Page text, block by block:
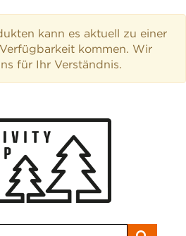
kann es aktuell zu einer
kommen. Wir
für Ihr Verständnis.